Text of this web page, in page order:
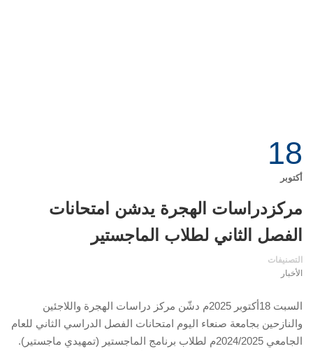
18
أكتوبر
مركزدراسات الهجرة يدشن امتحانات
الفصل الثاني لطلاب الماجستير
التصنيفات
الأخبار
السبت 18أكتوبر 2025م دشّن مركز دراسات الهجرة واللاجئين
والنازحين بجامعة صنعاء اليوم امتحانات الفصل الدراسي الثاني للعام
الجامعي 2024/2025م لطلاب برنامج الماجستير (تمهيدي ماجستير).